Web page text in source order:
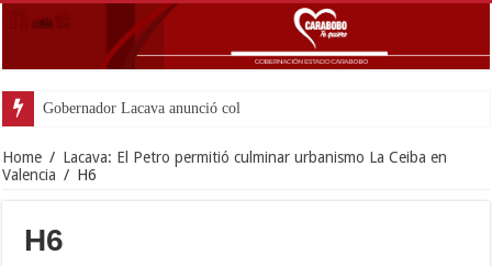
Gobernador Lacava anunció colocación de m
Home / Lacava: El Petro permitió culminar urbanismo La Ceiba en
Valencia / H6
H6